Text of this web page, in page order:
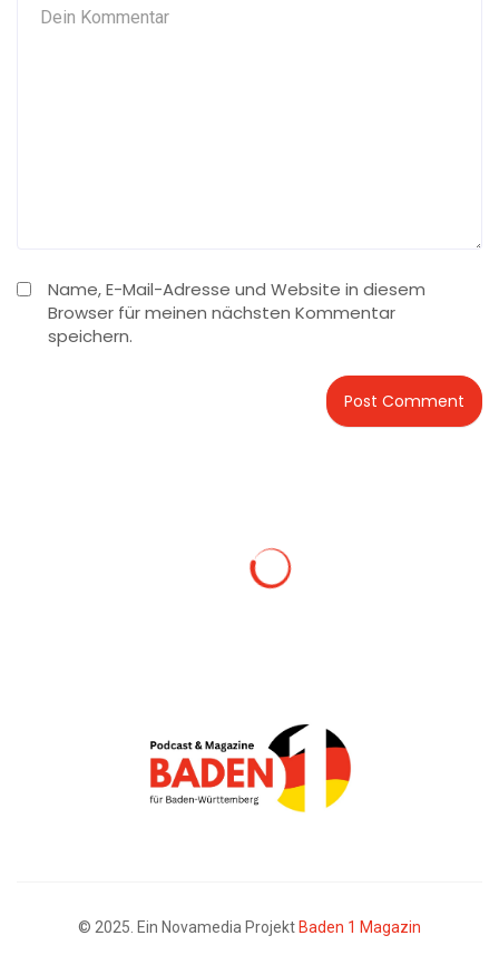
Name, E-Mail-Adresse und Website in diesem
Browser für meinen nächsten Kommentar
speichern.
© 2025. Ein Novamedia Projekt Baden 1 Magazin